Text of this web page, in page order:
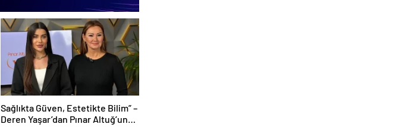
Sağlıkta Güven, Estetikte Bilim” –
Deren Yaşar’dan Pınar Altuğ’un